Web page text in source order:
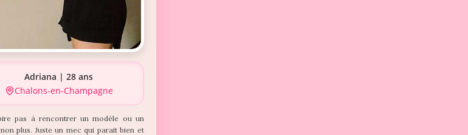
Adriana | 28 ans
Chalons-en-Champagne
pas à rencontrer un modèle ou un
plus. Juste un mec qui parait bien et